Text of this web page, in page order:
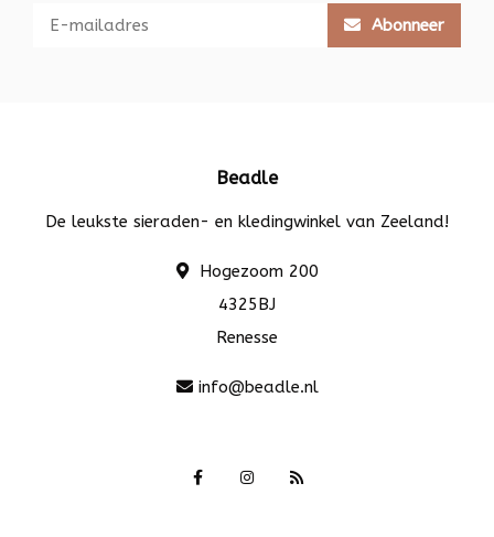
Abonneer
Beadle
De leukste sieraden- en kledingwinkel van Zeeland!
Hogezoom 200
4325BJ
Renesse
info@beadle.nl